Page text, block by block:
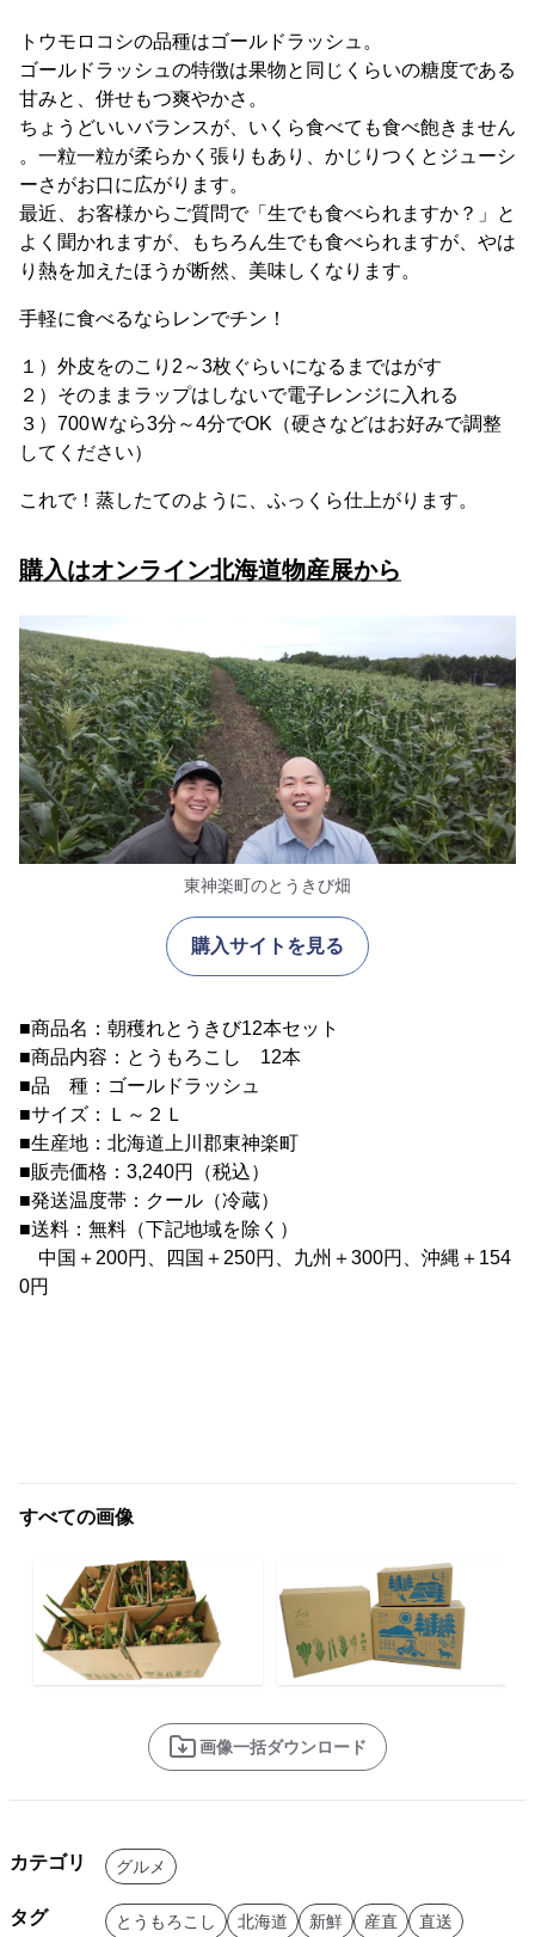
トウモロコシの品種はゴールドラッシュ。
ゴールドラッシュの特徴は果物と同じくらいの糖度である
甘みと、併せもつ爽やかさ。
ちょうどいいバランスが、いくら食べても食べ飽きません
。一粒一粒が柔らかく張りもあり、かじりつくとジューシ
ーさがお口に広がります。
最近、お客様からご質問で「生でも食べられますか？」と
よく聞かれますが、もちろん生でも食べられますが、やは
り熱を加えたほうが断然、美味しくなります。
手軽に食べるならレンでチン！
１）外皮をのこり2～3枚ぐらいになるまではがす
２）そのままラップはしないで電子レンジに入れる
３）700Ｗなら3分～4分でOK（硬さなどはお好みで調整
してください）
これで！蒸したてのように、ふっくら仕上がります。
購入はオンライン北海道物産展から
東神楽町のとうきび畑
購入サイトを見る
■商品名：朝穫れとうきび12本セット
■商品内容：とうもろこし 12本
■品 種：ゴールドラッシュ
■サイズ：Ｌ～２Ｌ
■生産地：北海道上川郡東神楽町
■販売価格：3,240円（税込）
■発送温度帯：クール（冷蔵）
■送料：無料（下記地域を除く）
中国＋200円、四国＋250円、九州＋300円、沖縄＋154
0円
すべての画像
画像一括ダウンロード
カテゴリ グルメ
タグ とうもろこし 北海道 新鮮 産直
直送